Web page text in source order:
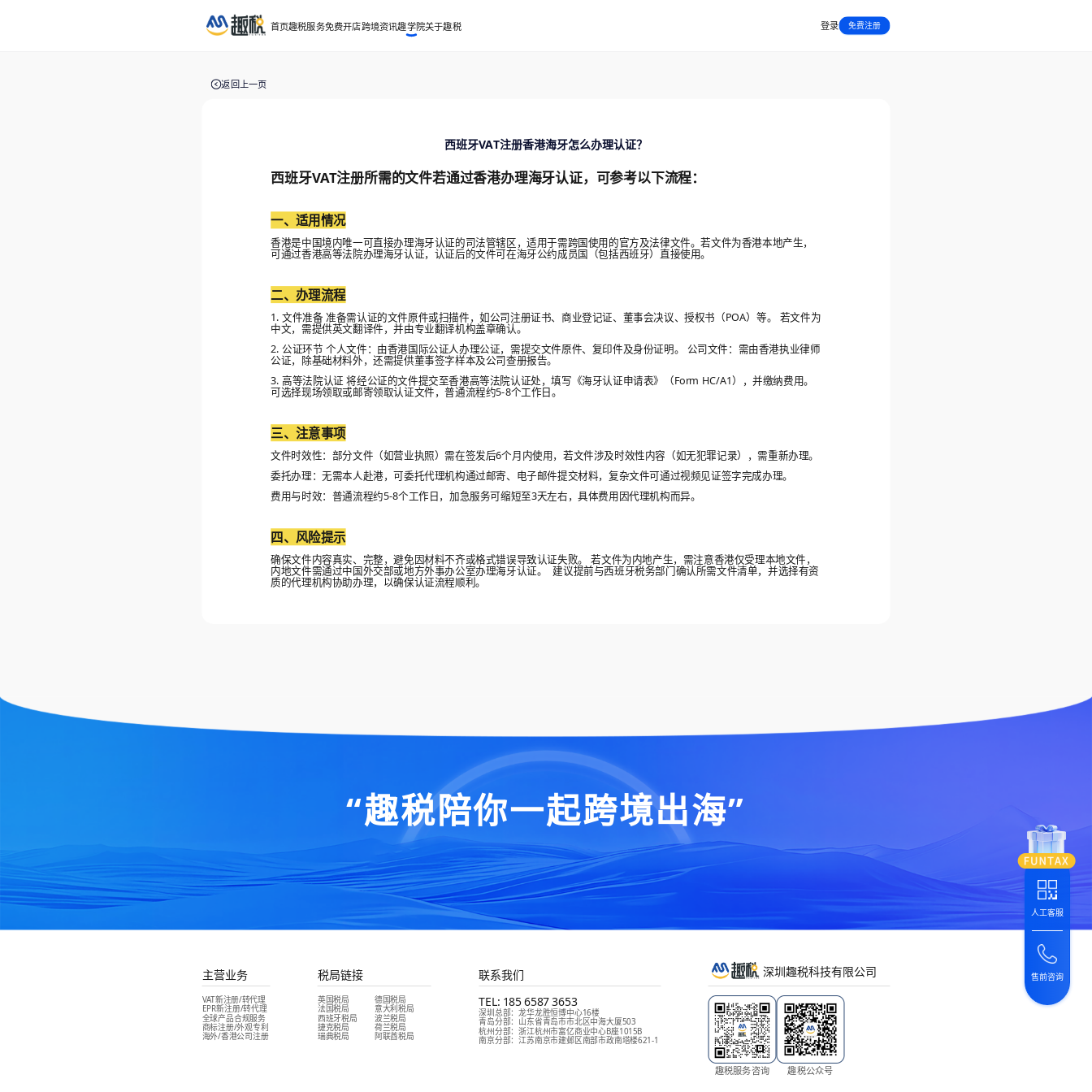
人工客服
售前咨询
首页趣税服务免费开店跨境资讯趣学院关于趣税 登录 免费注册
返回上一页
西班牙VAT注册香港海牙怎么办理认证？
西班牙VAT注册所需的文件若通过香港办理海牙认证，可参考以下流程：
一、适用情况
香港是中国境内唯一可直接办理海牙认证的司法管辖区，适用于需跨国使用的官方及法律文件。若文件为香港本地产生，
可通过香港高等法院办理海牙认证，认证后的文件可在海牙公约成员国（包括西班牙）直接使用。
二、办理流程
1. 文件准备 准备需认证的文件原件或扫描件，如公司注册证书、商业登记证、董事会决议、授权书（POA）等。 若文件为
中文，需提供英文翻译件，并由专业翻译机构盖章确认。
2. 公证环节 个人文件：由香港国际公证人办理公证，需提交文件原件、复印件及身份证明。 公司文件：需由香港执业律师
公证，除基础材料外，还需提供董事签字样本及公司查册报告。
3. 高等法院认证 将经公证的文件提交至香港高等法院认证处，填写《海牙认证申请表》（Form HC/A1），并缴纳费用。
可选择现场领取或邮寄领取认证文件，普通流程约5-8个工作日。
三、注意事项
文件时效性：部分文件（如营业执照）需在签发后6个月内使用，若文件涉及时效性内容（如无犯罪记录），需重新办理。
委托办理：无需本人赴港，可委托代理机构通过邮寄、电子邮件提交材料，复杂文件可通过视频见证签字完成办理。
费用与时效：普通流程约5-8个工作日，加急服务可缩短至3天左右，具体费用因代理机构而异。
四、风险提示
确保文件内容真实、完整，避免因材料不齐或格式错误导致认证失败。 若文件为内地产生，需注意香港仅受理本地文件，
内地文件需通过中国外交部或地方外事办公室办理海牙认证。 建议提前与西班牙税务部门确认所需文件清单，并选择有资
质的代理机构协助办理，以确保认证流程顺利。
“趣税陪你一起跨境出海”
主营业务
VAT新注册/转代理
EPR新注册/转代理
全球产品合规服务
商标注册/外观专利
海外/香港公司注册
税局链接
英国税局 德国税局
法国税局
意大利税局
西班牙税局
波兰税局
捷克税局 荷兰税局
瑞典税局 阿联酋税局
联系我们
TEL: 185 6587 3653
深圳总部：龙华龙胜恒博中心16楼
青岛分部： 山东省青岛市市北区中海大厦503
杭州分部：浙江杭州市富亿商业中心B座1015B
南京分部：江苏南京市建邺区南部市政南塔楼621-1
深圳趣税科技有限公司
趣税服务咨询 趣税公众号